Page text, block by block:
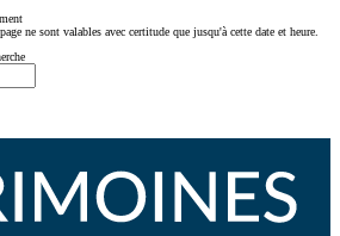
ne sont valables avec certitude que jusqu'à cette date et heure.